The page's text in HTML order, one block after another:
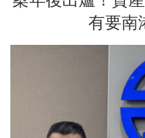
有要南